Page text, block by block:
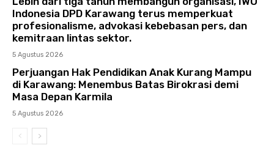
Indonesia DPD Karawang terus memperkuat
profesionalisme, advokasi kebebasan pers, dan
kemitraan lintas sektor.
5 Agustus 2026
Perjuangan Hak Pendidikan Anak Kurang Mampu
di Karawang: Menembus Batas Birokrasi demi
Masa Depan Karmila
5 Agustus 2026